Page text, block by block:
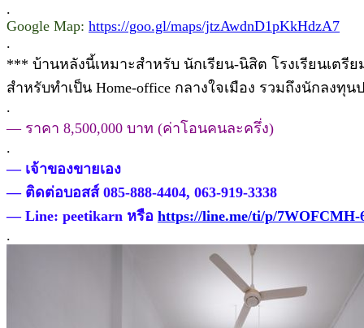
.
Google Map: https://goo.gl/maps/jtzAwdnD1pKkHdzA7
.
*** บ้านหลังนี้เหมาะสำหรับ นักเรียน-นิสิต โรงเรียนเต
สำหรับทำเป็น Home-office กลางใจเมือง รวมถึงนักลง
.
— ราคา 8,500,000 บาท (ค่าโอนคนละครึ่ง)
.
— เจ้าของขายเอง
— ติดต่อบอสส์ 085-888-4404, 063-919-3338
— Line: peetikarn หรือ https://line.me/ti/p/7WOFCMH-
.